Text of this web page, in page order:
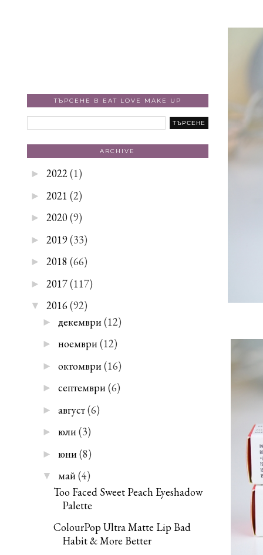
ТЪРСЕНЕ В EAT LOVE MAKE UP
ARCHIVE
► 2022(1)
► 2021 (2)
► 2020(9)
► 2019(33)
► 2018 (66)
► 2017(117)
▼ 2016(92)
► декември (12)
► ноември(12)
► октомври (16)
► септември(6)
► август(6)
► юли(3)
► юни (8)
▼ май(4)
Too Faced Sweet Peach Eyeshadow
Palette
ColourPop Ultra Matte Lip Bad
Habit & More Better